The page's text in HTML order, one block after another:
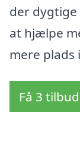
der
at hjælpe
mere plads
Få 3